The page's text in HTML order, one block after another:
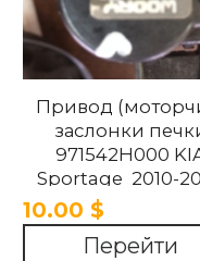
Привод
заслонки
971542H000
Sportage 2010-
10.00 $
Перейти